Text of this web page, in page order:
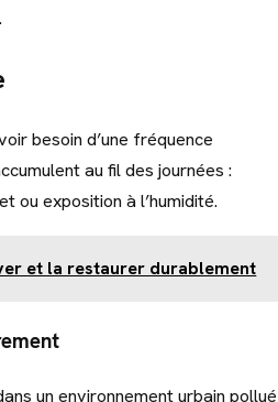
besoin d’une fréquence
au fil des journées :
ou exposition à l’humidité.
et la restaurer durablement
un environnement urbain pollué